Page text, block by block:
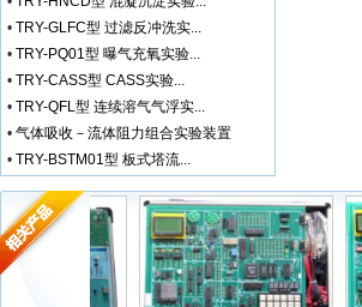
• TRY-GLFC型 过滤反冲洗实...
• TRY-PQ01型 曝气充氧实验...
• TRY-CASS型 CASS实验...
• TRY-QFL型 连续溶气气浮实...
• 气体吸收－流体阻力组合实验装置
• TRY-BSTM01型 板式塔流...